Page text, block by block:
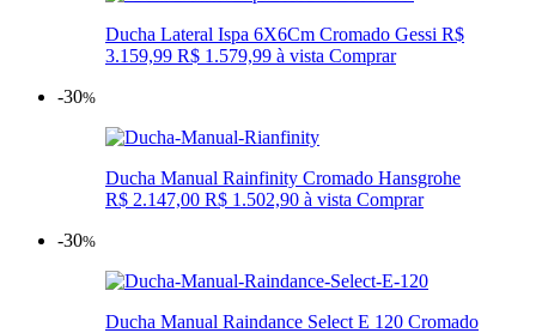
Ducha Lateral Ispa 6X6Cm Cromado Gessi R$
3.159,99 R$ 1.579,99 à vista Comprar
-30%
Ducha Manual Rainfinity Cromado Hansgrohe
R$ 2.147,00 R$ 1.502,90 à vista Comprar
-30%
Ducha Manual Raindance Select E 120 Cromado